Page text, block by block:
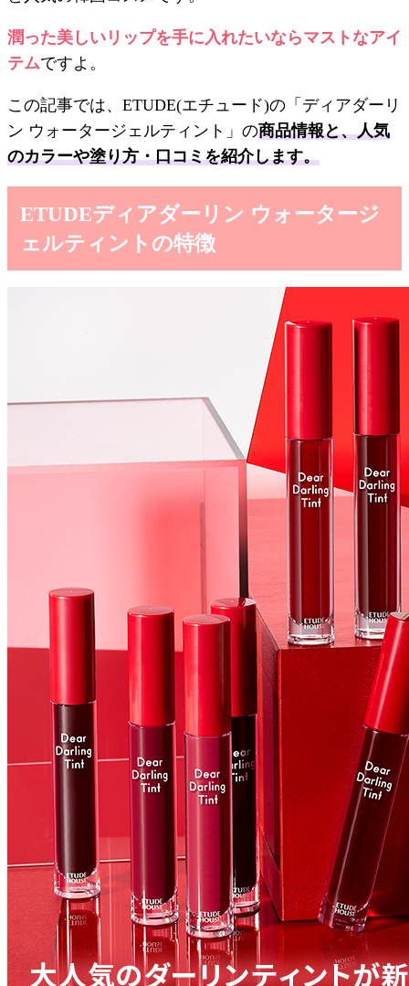
潤った美しいリップを手に入れたいならマストなアイ
テムですよ。
この記事では、ETUDE(エチュード)の「ディアダーリ
ン ウォータージェルティント」の商品情報と、人気
のカラーや塗り方・口コミを紹介します。
ETUDEディアダーリン ウォータージ
ェルティントの特徴